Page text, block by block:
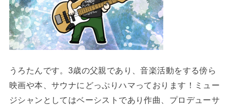
うろたんです。3歳の父親であり、音楽活動をする傍ら
映画や本、サウナにどっぷりハマっております！ミュー
ジシャンとしてはベーシストであり作曲、プロデューサ